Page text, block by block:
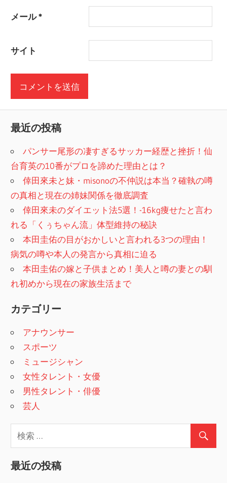
メール*
サイト
最近の投稿
パンサー尾形の凄すぎるサッカー経歴と挫折！仙
台育英の10番がプロを諦めた理由とは？
倖田來未と妹・misonoの不仲説は本当？確執の噂
の真相と現在の姉妹関係を徹底調査
倖田來未のダイエット法5選！-16kg痩せたと言わ
れる「くぅちゃん流」体型維持の秘訣
本田圭佑の目がおかしいと言われる3つの理由！
病気の噂や本人の発言から真相に迫る
本田圭佑の嫁と子供まとめ！美人と噂の妻との馴
れ初めから現在の家族生活まで
カテゴリー
アナウンサー
スポーツ
ミュージシャン
女性タレント・女優
男性タレント・俳優
芸人
最近の投稿